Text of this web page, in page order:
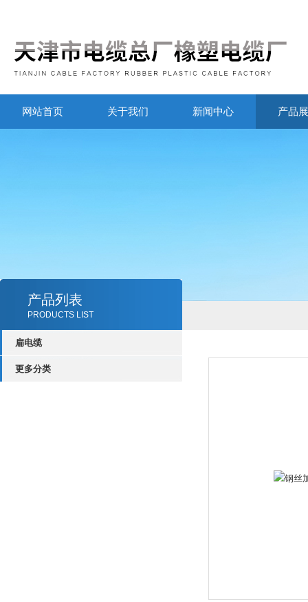
网站首页 关于我们 新闻中心 产品
产品列表
PRODUCTS LIST
扁电缆
更多分类